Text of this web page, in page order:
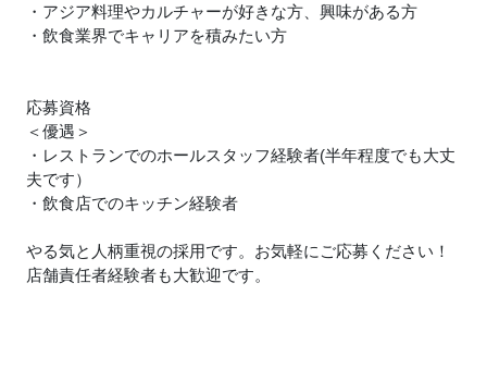
・アジア料理やカルチャーが好きな方、興味がある方
・飲食業界でキャリアを積みたい方
応募資格
＜優遇＞
・レストランでのホールスタッフ経験者(半年程度でも大丈
夫です）
・飲食店でのキッチン経験者
やる気と人柄重視の採用です。お気軽にご応募ください！
店舗責任者経験者も大歓迎です。